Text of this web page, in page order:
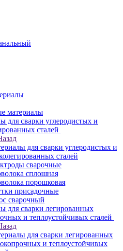
материалы
для сварки углеродистых и
сталей
для сварки углеродистых и
сталей
сварочные
сплошная
порошковая
присадочные
сварочный
для сварки легированных
и теплоустойчивых сталей
для сварки легированных
и теплоустойчивых